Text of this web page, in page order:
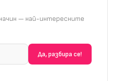
— най-интересните